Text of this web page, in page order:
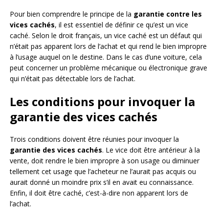
Pour bien comprendre le principe de la garantie contre les
vices cachés, il est essentiel de définir ce qu’est un vice
caché. Selon le droit français, un vice caché est un défaut qui
n’était pas apparent lors de l’achat et qui rend le bien impropre
à l’usage auquel on le destine. Dans le cas d’une voiture, cela
peut concerner un problème mécanique ou électronique grave
qui n’était pas détectable lors de l’achat.
Les conditions pour invoquer la
garantie des vices cachés
Trois conditions doivent être réunies pour invoquer la
garantie des vices cachés. Le vice doit être antérieur à la
vente, doit rendre le bien impropre à son usage ou diminuer
tellement cet usage que l’acheteur ne l’aurait pas acquis ou
aurait donné un moindre prix s’il en avait eu connaissance.
Enfin, il doit être caché, c’est-à-dire non apparent lors de
l’achat.